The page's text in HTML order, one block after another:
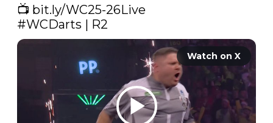
📺 bit.ly/WC25-26Live
#WCDarts | R2
Watch on X